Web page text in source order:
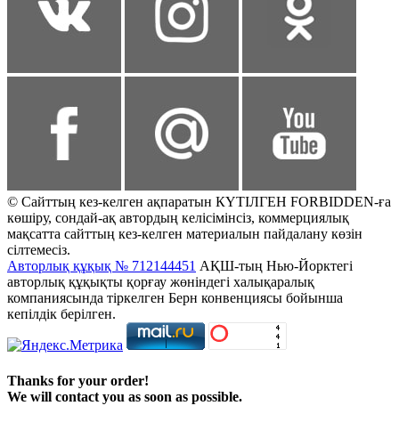
© Сайттың кез-келген ақпаратын КҮТІЛГЕН FORBIDDEN-ға
көшіру, сондай-ақ автордың келісімінсіз, коммерциялық
мақсатта сайттың кез-келген материалын пайдалану көзін
сілтемесіз.
Авторлық құқық № 712144451 АҚШ-тың Нью-Йорктегі
авторлық құқықты қорғау жөніндегі халықаралық
компаниясында тіркелген Берн конвенциясы бойынша
кепілдік берілген.
Thanks for your order!
We will contact you as soon as possible.